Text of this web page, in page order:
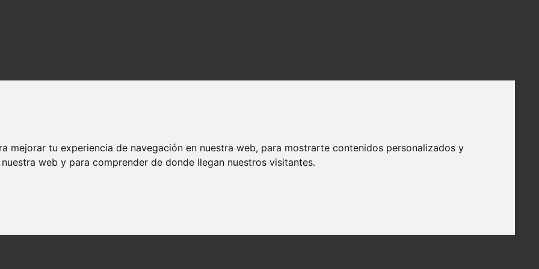
mejorar tu experiencia de navegación en nuestra web, para mostrarte contenidos personalizados y
web y para comprender de donde llegan nuestros visitantes.